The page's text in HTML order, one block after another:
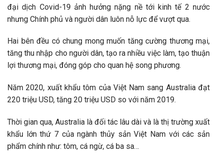
đại dịch Covid-19 ảnh hưởng nặng nề tới kinh tế 2 nước
nhưng Chính phủ và người dân luôn nỗ lực để vượt qua.
Hai bên đều có chung mong muốn tăng cường thương mại,
tăng thu nhập cho người dân, tạo ra nhiều việc làm, tạo thuận
lợi thương mại, đóng góp cho quan hệ song phương.
Năm 2020, xuất khẩu tôm của Việt Nam sang Australia đạt
220 triệu USD, tăng 20 triệu USD so với năm 2019.
Thời gian qua, Australia là đối tác lâu dài và là thị trường xuất
khẩu lớn thứ 7 của ngành thủy sản Việt Nam với các sản
phẩm chính như: tôm, cá ngừ, cá ba sa…